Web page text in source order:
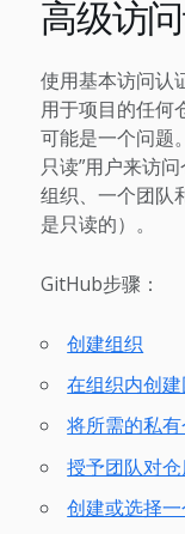
高级访
使用基本访问认
用于项目的任何
可能是一个问题
只读”用户来访
组织、一个团队
是只读的）。
GitHub步骤：
创建组织
在组织内创
将所需的私
授予团队对仓
创建或选择